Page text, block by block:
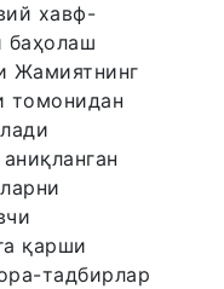
хавф-
баҳолаш
Жамиятнинг
томонидан
қарши
тадбирлар